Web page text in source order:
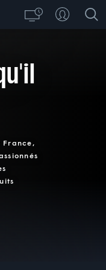
France,